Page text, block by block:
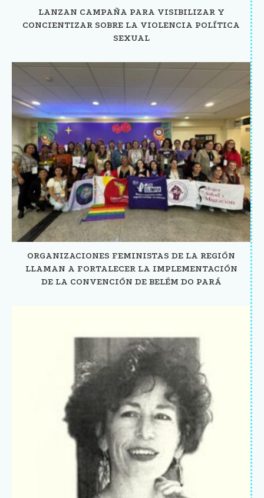
LANZAN CAMPAÑA PARA VISIBILIZAR Y
CONCIENTIZAR SOBRE LA VIOLENCIA POLÍTICA
SEXUAL
ORGANIZACIONES FEMINISTAS DE LA REGIÓN
LLAMAN A FORTALECER LA IMPLEMENTACIÓN
DE LA CONVENCIÓN DE BELÉM DO PARÁ